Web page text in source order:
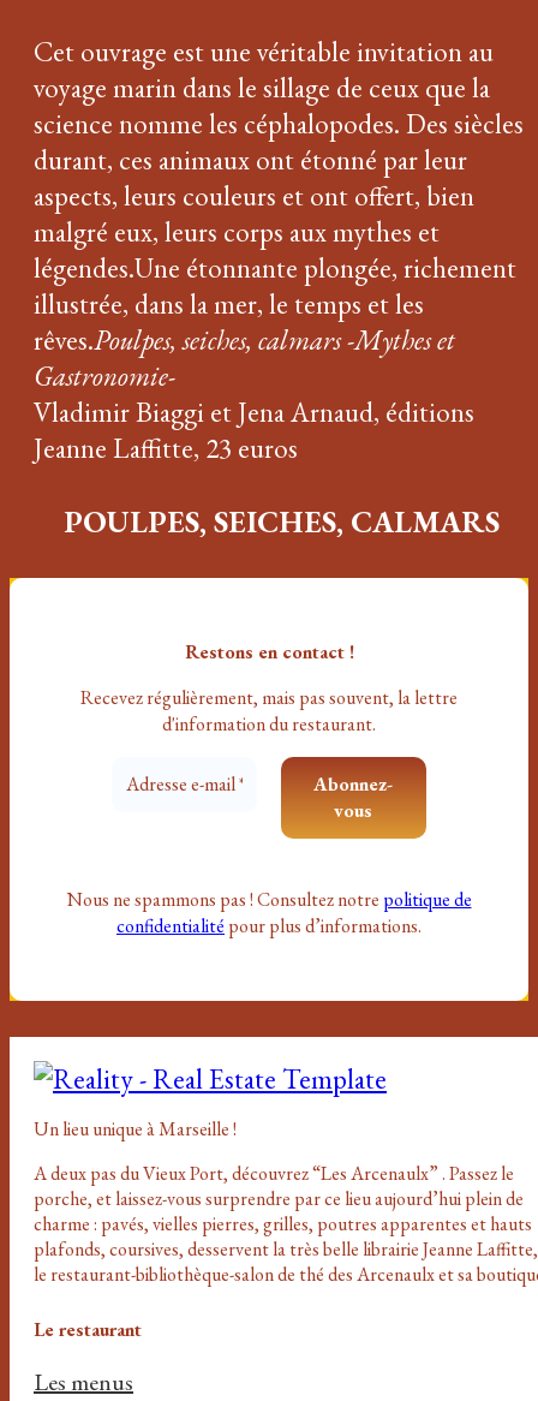
Cet ouvrage est une véritable invitation au
voyage marin dans le sillage de ceux que la
science nomme les céphalopodes. Des siècles
durant, ces animaux ont étonné par leur
aspects, leurs couleurs et ont offert, bien
malgré eux, leurs corps aux mythes et
légendes.Une étonnante plongée, richement
illustrée, dans la mer, le temps et les
rêves.Poulpes, seiches, calmars -Mythes et
Gastronomie-
Vladimir Biaggi et Jena Arnaud, éditions
Jeanne Laffitte, 23 euros
POULPES, SEICHES, CALMARS
Restons en contact !
Recevez régulièrement, mais pas souvent, la lettre
d'information du restaurant.
Nous ne spammons pas ! Consultez notre politique de
confidentialité pour plus d’informations.
Un lieu unique à Marseille !
A deux pas du Vieux Port, découvrez “Les Arcenaulx” . Passez le
porche, et laissez-vous surprendre par ce lieu aujourd’hui plein de
charme : pavés, vielles pierres, grilles, poutres apparentes et hauts
plafonds, coursives, desservent la très belle librairie Jeanne Laffitte,
le restaurant-bibliothèque-salon de thé des Arcenaulx et sa
Le restaurant
Les menus